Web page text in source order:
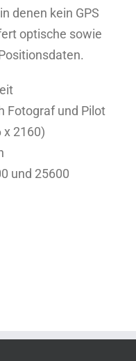
denen kein GPS
optische sowie
und Pilot
2160)
und 25600